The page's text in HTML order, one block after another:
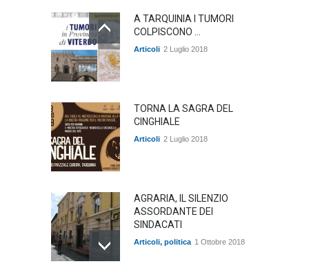
A TARQUINIA I TUMORI
COLPISCONO ...
Articoli 2 Luglio 2018
TORNA LA SAGRA DEL
CINGHIALE
Articoli 2 Luglio 2018
AGRARIA, IL SILENZIO
ASSORDANTE DEI
SINDACATI
Articoli, politica 1 Ottobre 2018